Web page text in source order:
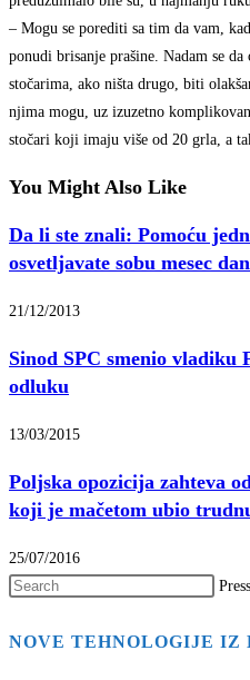
– Mogu se porediti sa tim da vam,
ponudi brisanje prašine. Nadam se
stočarima, ako ništa drugo, biti
njima mogu, uz izuzetno
stočari koji imaju više od 20 grla, a
You Might Also Like
Da li ste znali: Pomoću
osvetljavate sobu mesec
21/12/2013
Sinod SPC smenio
odluku
13/03/2015
Poljska opozicija zahteva
koji je mačetom ubio
25/07/2016
NOVE TEHNOLOGIJE IZ